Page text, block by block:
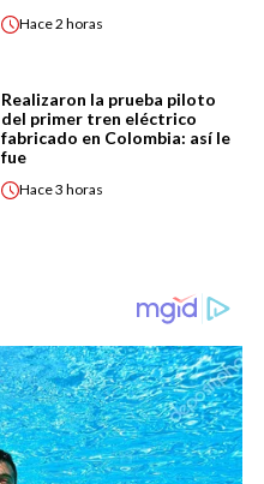
Hace2 horas
Realizaron la prueba piloto
del primer tren eléctrico
fabricado en Colombia: así le
fue
Hace3 horas